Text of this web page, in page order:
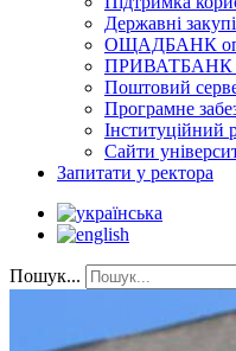
Державні
ОЩАДБАНК
ПРИВАТБАНК
Поштовий
Програмне
Інституційний
Сайти
Запитати у ректора
Пошук...